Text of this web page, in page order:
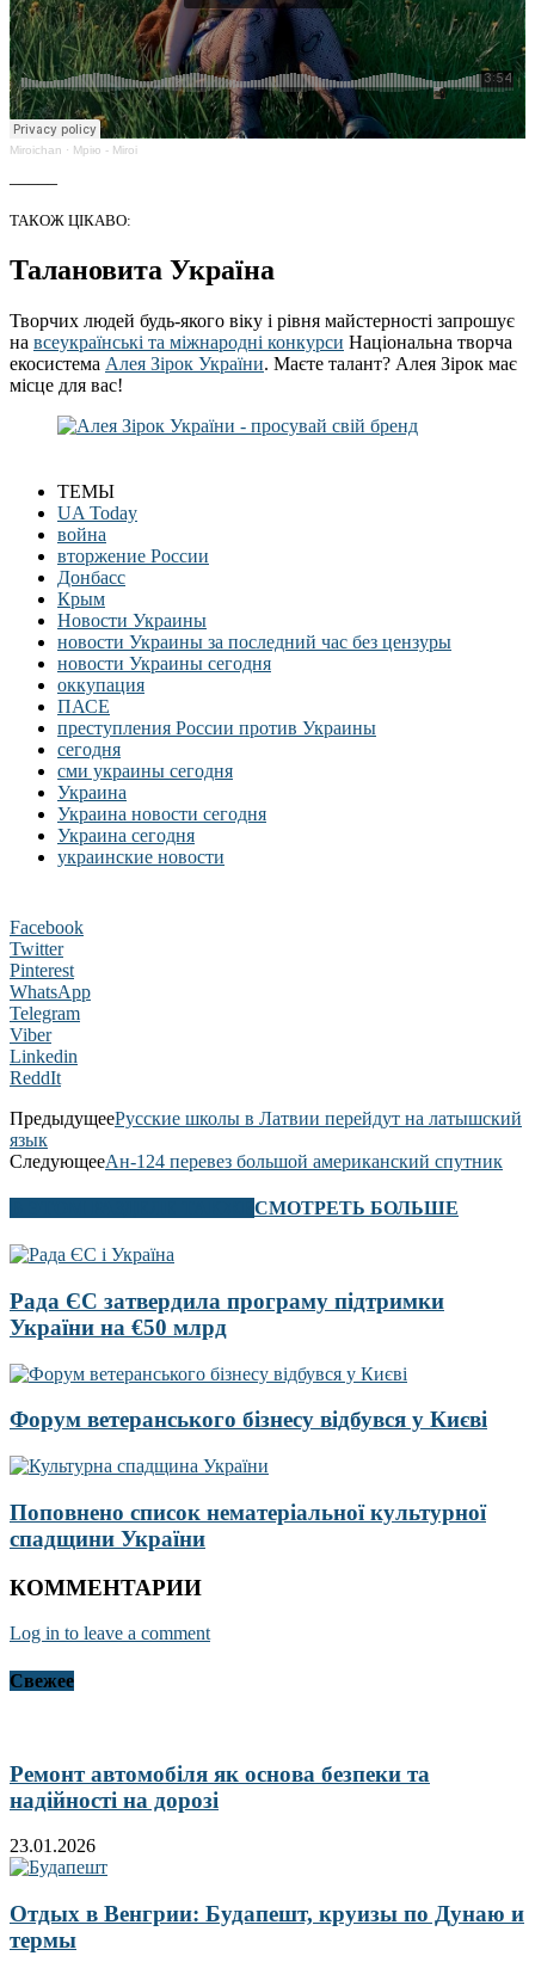
Miroichan · Мрію - Miroi
ТАКОЖ ЦІКАВО:
Талановита Україна
Творчих людей будь-якого віку і рівня майстерності запрошує
на всеукраїнські та міжнародні конкурси Національна творча
екосистема Алея Зірок України. Маєте талант? Алея Зірок має
місце для вас!
ТЕМЫ
UA Today
война
вторжение России
Донбасс
Крым
Новости Украины
новости Украины за последний час без цензуры
новости Украины сегодня
оккупация
ПАСЕ
преступления России против Украины
сегодня
сми украины сегодня
Украина
Украина новости сегодня
Украина сегодня
украинские новости
Facebook
Twitter
Pinterest
WhatsApp
Telegram
Viber
Linkedin
ReddIt
ПредыдущееРусские школы в Латвии перейдут на латышский
язык
СледующееАн-124 перевез большой американский спутник
СМОТРЕТЬ БОЛЬШЕ
Рада ЄС затвердила програму підтримки
України на €50 млрд
Форум ветеранського бізнесу відбувся у Києві
Поповнено список нематеріальної культурної
спадщини України
КОММЕНТАРИИ
Log in to leave a comment
Свежее
Ремонт автомобіля як основа безпеки та
надійності на дорозі
23.01.2026
Отдых в Венгрии: Будапешт, круизы по Дунаю и
термы